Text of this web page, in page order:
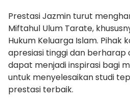
Prestasi Jazmin turut
Miftahul Ulum Tarate,
Hukum Keluarga Islam. Pihak
apresiasi tinggi dan
dapat menjadi inspirasi bagi
untuk menyelesaikan studi
prestasi terbaik.